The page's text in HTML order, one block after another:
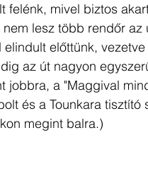
felénk, mivel biztos
lesz több rendőr
előttünk,
az út nagyon
jobbra, a "Maggival
és a Tounkara
megint balra.)